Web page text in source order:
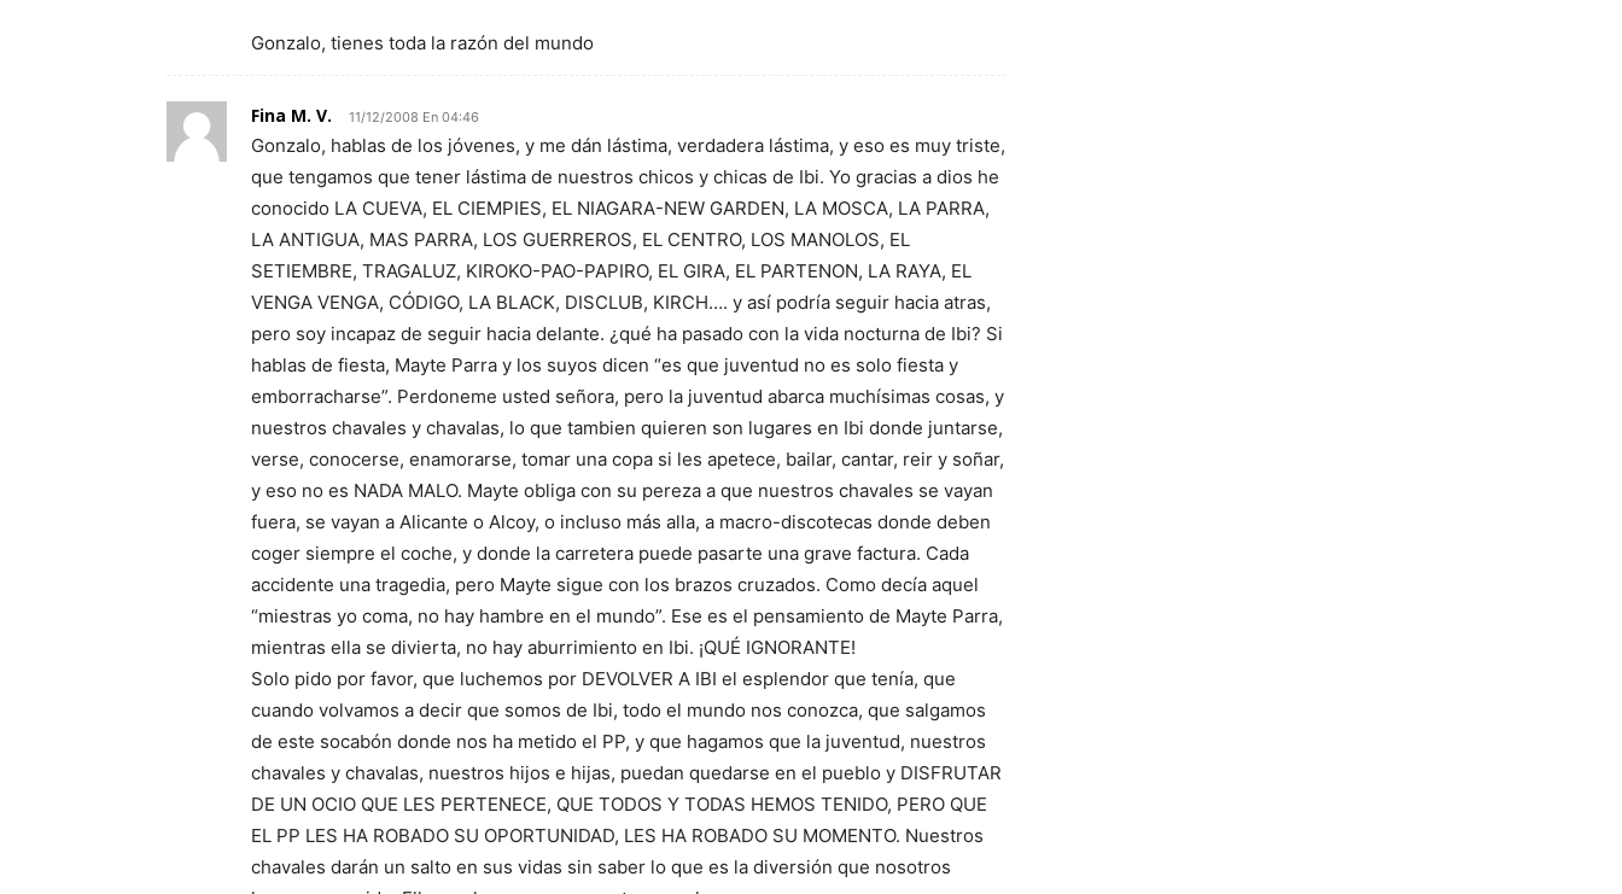
Gonzalo, tienes toda la razón del mundo
Fina M. V. 11/12/2008 En 04:46
Gonzalo, hablas de los jóvenes, y me dán lástima, verdadera lástima, y eso es muy triste,
que tengamos que tener lástima de nuestros chicos y chicas de Ibi. Yo gracias a dios he
conocido LA CUEVA, EL CIEMPIES, EL NIAGARA-NEW GARDEN, LA MOSCA, LA PARRA,
LA ANTIGUA, MAS PARRA, LOS GUERREROS, EL CENTRO, LOS MANOLOS, EL
SETIEMBRE, TRAGALUZ, KIROKO-PAO-PAPIRO, EL GIRA, EL PARTENON, LA RAYA, EL
VENGA VENGA, CÓDIGO, LA BLACK, DISCLUB, KIRCH…. y así podría seguir hacia atras,
pero soy incapaz de seguir hacia delante. ¿qué ha pasado con la vida nocturna de Ibi? Si
hablas de fiesta, Mayte Parra y los suyos dicen “es que juventud no es solo fiesta y
emborracharse”. Perdoneme usted señora, pero la juventud abarca muchísimas cosas, y
nuestros chavales y chavalas, lo que tambien quieren son lugares en Ibi donde juntarse,
verse, conocerse, enamorarse, tomar una copa si les apetece, bailar, cantar, reir y soñar,
y eso no es NADA MALO. Mayte obliga con su pereza a que nuestros chavales se vayan
fuera, se vayan a Alicante o Alcoy, o incluso más alla, a macro-discotecas donde deben
coger siempre el coche, y donde la carretera puede pasarte una grave factura. Cada
accidente una tragedia, pero Mayte sigue con los brazos cruzados. Como decía aquel
“miestras yo coma, no hay hambre en el mundo”. Ese es el pensamiento de Mayte Parra,
mientras ella se divierta, no hay aburrimiento en Ibi. ¡QUÉ IGNORANTE!
Solo pido por favor, que luchemos por DEVOLVER A IBI el esplendor que tenía, que
cuando volvamos a decir que somos de Ibi, todo el mundo nos conozca, que salgamos
de este socabón donde nos ha metido el PP, y que hagamos que la juventud, nuestros
chavales y chavalas, nuestros hijos e hijas, puedan quedarse en el pueblo y DISFRUTAR
DE UN OCIO QUE LES PERTENECE, QUE TODOS Y TODAS HEMOS TENIDO, PERO QUE
EL PP LES HA ROBADO SU OPORTUNIDAD, LES HA ROBADO SU MOMENTO. Nuestros
chavales darán un salto en sus vidas sin saber lo que es la diversión que nosotros